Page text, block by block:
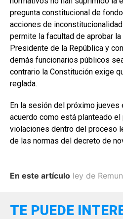
pregunta constitucional de
acciones de
permite la facultad de aprobar
Presidente de la República y
demás funcionarios públicos
contrario la Constitución exige
reglada.
En la sesión del próximo jueves
acuerdo como está planteado
violaciones dentro del proceso
de las normas del decreto de
En este artículo ley de
TE PUEDE